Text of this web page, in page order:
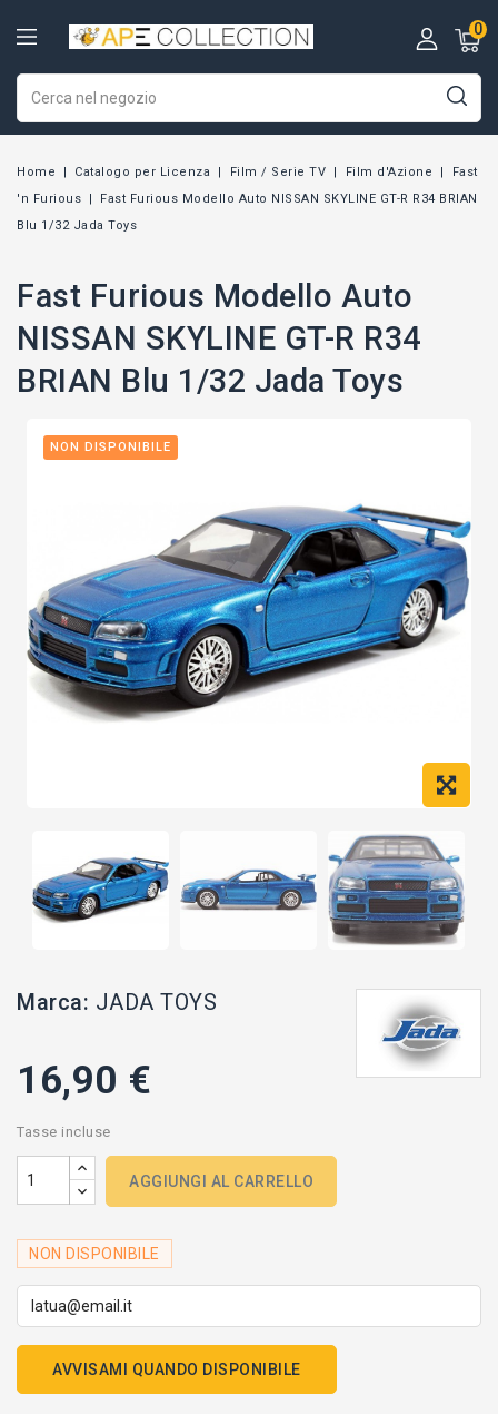
0
Home Catalogo per Licenza Film / Serie TV Film d'Azione
Fast
'n Furious
Fast Furious Modello Auto NISSAN SKYLINE GT-R R34 BRIAN
Blu 1/32 Jada Toys
Fast Furious Modello Auto
NISSAN SKYLINE GT-R R34
BRIAN Blu 1/32 Jada Toys
NON DISPONIBILE
Marca: JADA TOYS
16,90 €
Tasse incluse
AGGIUNGI AL CARRELLO
NON DISPONIBILE
AVVISAMI QUANDO DISPONIBILE